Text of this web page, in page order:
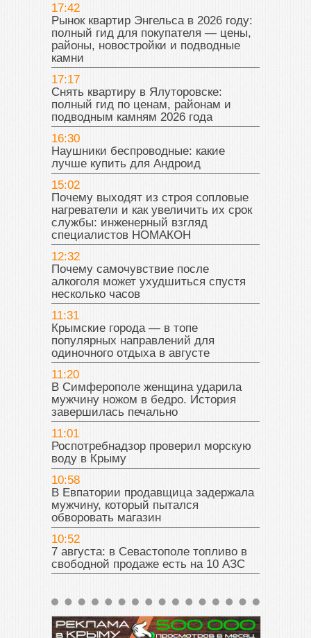
17:42
Рынок квартир Энгельса в 2026 году:
полный гид для покупателя — цены,
районы, новостройки и подводные
камни
17:17
Снять квартиру в Ялуторовске:
полный гид по ценам, районам и
подводным камням 2026 года
16:30
Наушники беспроводные: какие
лучше купить для Андроид
15:02
Почему выходят из строя сопловые
нагреватели и как увеличить их срок
службы: инженерный взгляд
специалистов НОМАКОН
12:32
Почему самочувствие после
алкоголя может ухудшиться спустя
несколько часов
11:31
Крымские города — в топе
популярных направлений для
одиночного отдыха в августе
11:20
В Симферополе женщина ударила
мужчину ножом в бедро. История
завершилась печально
11:01
Роспотребнадзор проверил морскую
воду в Крыму
10:58
В Евпатории продавщица задержала
мужчину, который пытался
обворовать магазин
10:52
7 августа: в Севастополе топливо в
свободной продаже есть на 10 АЗС